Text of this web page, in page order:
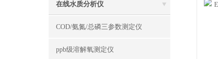
在线水质分析仪
COD/氨氮/总磷三参数测定仪
ppb级溶解氧测定仪